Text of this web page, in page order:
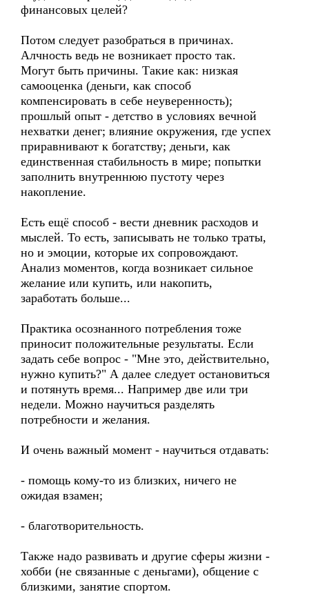
финансовых целей?
Потом следует разобраться в причинах.
Алчность ведь не возникает просто так.
Могут быть причины. Такие как: низкая
самооценка (деньги, как способ
компенсировать в себе неуверенность);
прошлый опыт - детство в условиях вечной
нехватки денег; влияние окружения, где успех
приравнивают к богатству; деньги, как
единственная стабильность в мире; попытки
заполнить внутреннюю пустоту через
накопление.
Есть ещё способ - вести дневник расходов и
мыслей. То есть, записывать не только траты,
но и эмоции, которые их сопровождают.
Анализ моментов, когда возникает сильное
желание или купить, или накопить,
заработать больше...
Практика осознанного потребления тоже
приносит положительные результаты. Если
задать себе вопрос - "Мне это, действительно,
нужно купить?" А далее следует остановиться
и потянуть время... Например две или три
недели. Можно научиться разделять
потребности и желания.
И очень важный момент - научиться отдавать:
- помощь кому-то из близких, ничего не
ожидая взамен;
- благотворительность.
Также надо развивать и другие сферы жизни -
хобби (не связанные с деньгами), общение с
близкими, занятие спортом.